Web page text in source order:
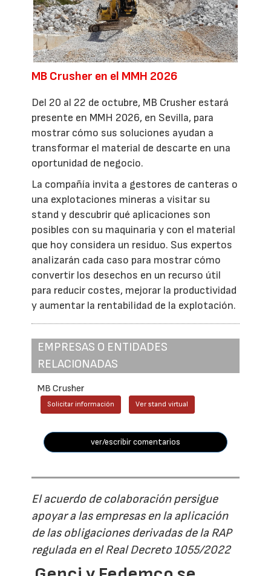
MB Crusher en el MMH 2026
Del 20 al 22 de octubre, MB Crusher estará
presente en MMH 2026, en Sevilla, para
mostrar cómo sus soluciones ayudan a
transformar el material de descarte en una
oportunidad de negocio.
La compañía invita a gestores de canteras o
una explotaciones mineras a visitar su
stand y descubrir qué aplicaciones son
posibles con su maquinaria y con el material
que hoy considera un residuo. Sus expertos
analizarán cada caso para mostrar cómo
convertir los desechos en un recurso útil
para reducir costes, mejorar la productividad
y aumentar la rentabilidad de la explotación.
EMPRESAS O ENTIDADES
RELACIONADAS
MB Crusher
Solicitar información Ver stand virtual
ver/escribir comentarios
El acuerdo de colaboración persigue
apoyar a las empresas en la aplicación
de las obligaciones derivadas de la RAP
regulada en el Real Decreto 1055/2022